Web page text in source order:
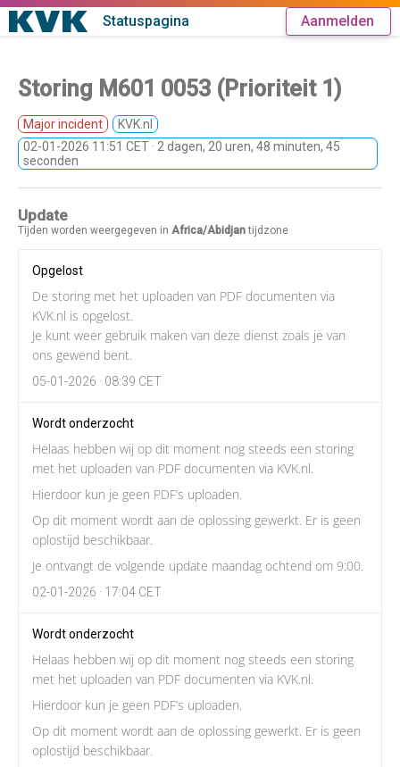
Statuspagina Aanmelden
Storing M601 0053 (Prioriteit 1)
Major incident
KVK.nl
02-01-2026 11:51 CET · 2 dagen, 20 uren, 48 minuten, 45
seconden
Update
Tijden worden weergegeven in Africa/Abidjantijdzone
Opgelost
De storing met het uploaden van PDF documenten via
KVK.nl is opgelost.
Je kunt weer gebruik maken van deze dienst zoals je van
ons gewend bent.
05-01-2026 · 08:39 CET
Wordt onderzocht
Helaas hebben wij op dit moment nog steeds een storing
met het uploaden van PDF documenten via KVK.nl.
Hierdoor kun je geen PDF’s uploaden.
Op dit moment wordt aan de oplossing gewerkt. Er is geen
oplostijd beschikbaar.
Je ontvangt de volgende update maandag ochtend om 9:00.
02-01-2026 · 17:04 CET
Wordt onderzocht
Helaas hebben wij op dit moment nog steeds een storing
met het uploaden van PDF documenten via KVK.nl.
Hierdoor kun je geen PDF’s uploaden.
Op dit moment wordt aan de oplossing gewerkt. Er is geen
oplostijd beschikbaar.